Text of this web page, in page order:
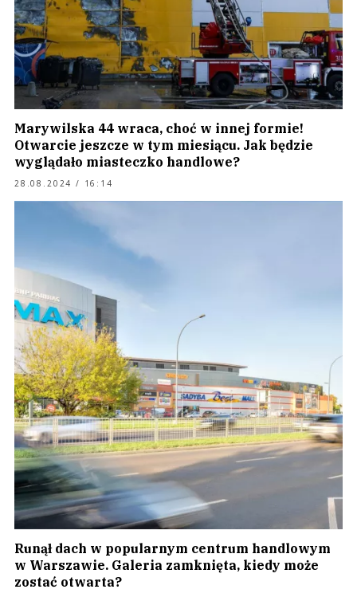
Marywilska 44 wraca, choć w innej formie!
Otwarcie jeszcze w tym miesiącu. Jak będzie
wyglądało miasteczko handlowe?
28.08.2024 / 16:14
Runął dach w popularnym centrum handlowym
w Warszawie. Galeria zamknięta, kiedy może
zostać otwarta?